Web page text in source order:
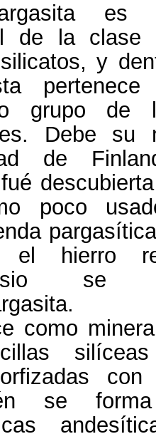
es
de la clase
y
grupo de
Debe su
de
poco
el hierro
se
como
con
se